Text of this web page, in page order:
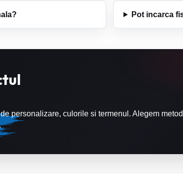
Pot incarca
personalizare, culorile si termenul. Alegem